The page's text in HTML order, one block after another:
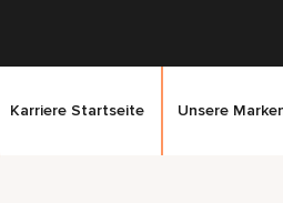
Karriere Startseite Unsere